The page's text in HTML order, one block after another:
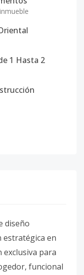
1 Hasta 2
diseño
estratégica en
exclusiva para
funcional